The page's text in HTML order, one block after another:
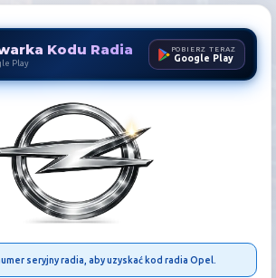
Kodu Radia
Play
POBIERZ TERAZ
Google Play
Opel |
seryjny radia, aby uzyskać kod radia Opel.